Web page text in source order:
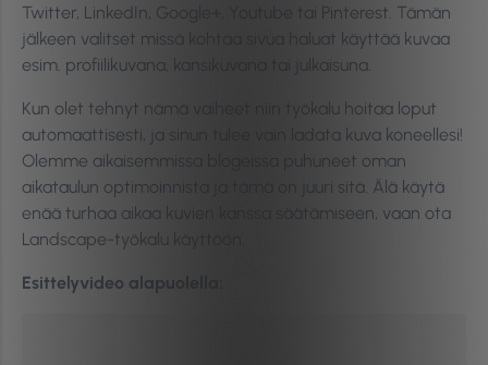
Twitter, LinkedIn, Google+, Youtube tai Pinterest. Tämän
jälkeen valitset missä kohtaa sivua haluat käyttää kuvaa
esim. profiilikuvana, kansikuvana tai julkaisuna.
Kun olet tehnyt nämä vaiheet niin työkalu hoitaa loput
automaattisesti, ja sinun tulee vain ladata kuva koneellesi!
Olemme aikaisemmissa blogeissa puhuneet oman
aikataulun optimoinnista ja tämä on juuri sitä. Älä käytä
enää turhaa aikaa kuvien kanssa säätämiseen, vaan ota
Landscape-työkalu käyttöön.
Esittelyvideo alapuolella: